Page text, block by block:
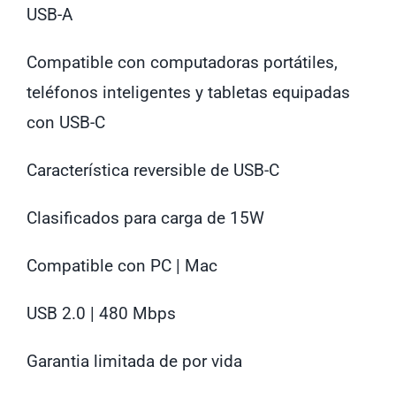
USB-A
Compatible con computadoras portátiles,
teléfonos inteligentes y tabletas equipadas
con USB-C
Característica reversible de USB-C
Clasificados para carga de 15W
Compatible con PC | Mac
USB 2.0 | 480 Mbps
Garantia limitada de por vida